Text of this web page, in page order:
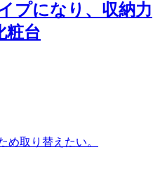
プになり、収納力
粧台
め取り替えたい。